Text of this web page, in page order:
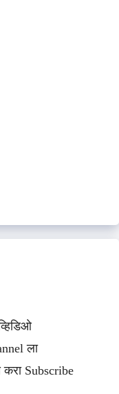
ला
Subscribe